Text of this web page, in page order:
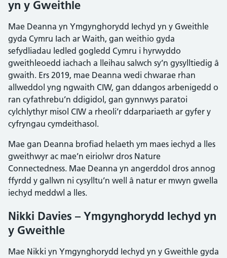
yn y Gweithle
Mae Deanna yn Ymgynghorydd Iechyd yn y Gweithle
gyda Cymru Iach ar Waith, gan weithio gyda
sefydliadau ledled gogledd Cymru i hyrwyddo
gweithleoedd iachach a lleihau salwch sy’n gysylltiedig â
gwaith. Ers 2019, mae Deanna wedi chwarae rhan
allweddol yng ngwaith CIW, gan ddangos arbenigedd o
ran cyfathrebu’n ddigidol, gan gynnwys paratoi
cylchlythyr misol CIW a rheoli’r ddarpariaeth ar gyfer y
cyfryngau cymdeithasol.
Mae gan Deanna brofiad helaeth ym maes iechyd a lles
gweithwyr ac mae’n eiriolwr dros Nature
Connectedness. Mae Deanna yn angerddol dros annog
ffyrdd y gallwn ni cysylltu’n well â natur er mwyn gwella
iechyd meddwl a lles.
Nikki Davies – Ymgynghorydd Iechyd yn
y Gweithle
Mae Nikki yn Ymgynghorydd Iechyd yn y Gweithle gyda